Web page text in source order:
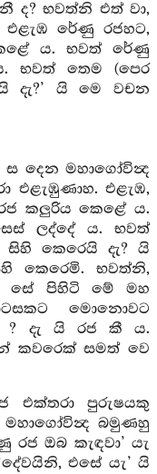
ද? භවත්නි එත් වා,
එළැඹ රේණු රජහට,
ය. භවත් රේණු
භවත් තෙම (පෙර
දැ?’ යි මෙ වචන
ස දෙන මහාගෝවින්‍ද
එළැඹුණාහ. එළැඹ,
කලුරිය කෙළේ ය.
ලද්දේ ය. භවත්
කෙරෙයි දැ? යි
කෙරෙමි. භවත්නි,
සේ පිහිටි මේ මහ
මොනොවට
? දැ යි රජ කී ය.
කවරෙක් සමත් වෙ
එක්තරා පුරුෂයකු
මහාගෝවින්‍ද බමුණහු
ඔබ කැඳවා’ යැ
එසේ යැ’ යි